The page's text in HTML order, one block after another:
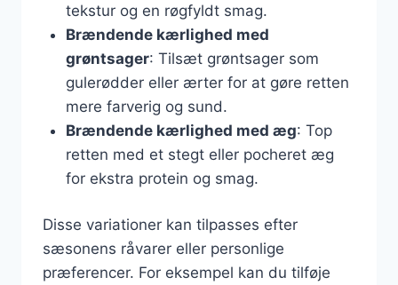
tekstur og en røgfyldt smag.
Brændende kærlighed med
grøntsager: Tilsæt grøntsager som
gulerødder eller ærter for at gøre retten
mere farverig og sund.
Brændende kærlighed med æg: Top
retten med et stegt eller pocheret æg
for ekstra protein og smag.
Disse variationer kan tilpasses efter
sæsonens råvarer eller personlige
præferencer. For eksempel kan du tilføje